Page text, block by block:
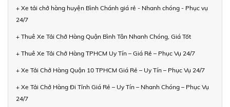
+ Xe tải chở hàng huyện Bình Chánh giá rẻ - Nhanh chóng - Phục vụ
24/7
+ Thuê Xe Tải Chở Hàng Quận Bình Tân Nhanh Chóng, Giá Tốt
+ Thuê Xe Tải Chở Hàng TPHCM Uy Tín – Giá Rẻ – Phục Vụ 24/7
+ Xe Tải Chở Hàng Quận 10 TPHCM Giá Rẻ – Uy Tín – Phục Vụ 24/7
+ Xe Tải Chở Hàng Đi Tỉnh Giá Rẻ – Uy Tín – Nhanh Chóng – Phục Vụ
24/7